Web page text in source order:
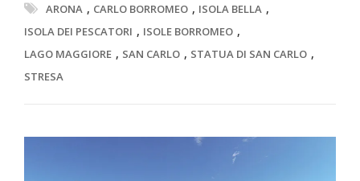
ARONA , CARLO BORROMEO , ISOLA BELLA ,
ISOLA DEI PESCATORI , ISOLE BORROMEO ,
LAGO MAGGIORE , SAN CARLO , STATUA DI SAN CARLO ,
STRESA